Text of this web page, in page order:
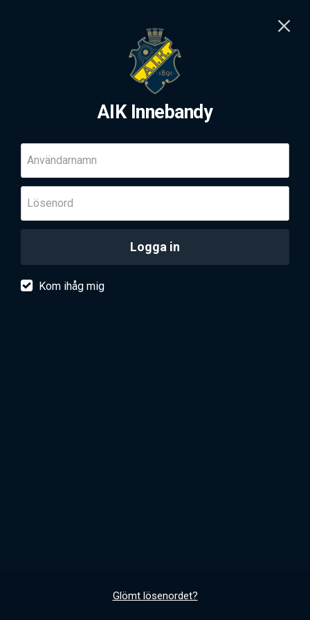
AIK Innebandy
Användarnamn
Lösenord
Logga in
Kom ihåg mig
Glömt lösenordet?